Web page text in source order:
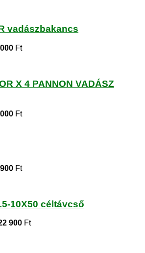
vadászbakancs
Ft
X 4 PANNON VADÁSZ
Ft
Ft
10X50 céltávcső
900 Ft